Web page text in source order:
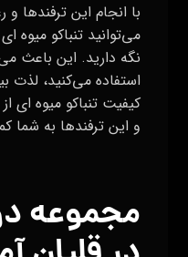
با انجام این ترفندها
می‌توانید تنباکو میوه
نگه دارید. این باعث
استفاده می‌کنید، لذت
کیفیت تنباکو میوه ای
و این ترفندها به شما
مجموعه